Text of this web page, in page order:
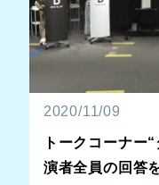
2020/11/09
トークコーナー
演者全員の回答